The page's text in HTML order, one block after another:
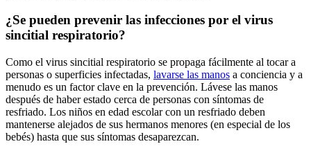
¿Se pueden prevenir las infecciones por el virus
sincitial respiratorio?
Como el virus sincitial respiratorio se propaga fácilmente al tocar a
personas o superficies infectadas, lavarse las manos a conciencia y a
menudo es un factor clave en la prevención. Lávese las manos
después de haber estado cerca de personas con síntomas de
resfriado. Los niños en edad escolar con un resfriado deben
mantenerse alejados de sus hermanos menores (en especial de los
bebés) hasta que sus síntomas desaparezcan.